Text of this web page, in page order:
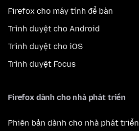
Firefox cho máy tính để bàn
Trình duyệt cho Android
Trình duyệt cho iOS
Trình duyệt Focus
Firefox dành cho nhà phát triển
Phiên bản dành cho nhà phát triển